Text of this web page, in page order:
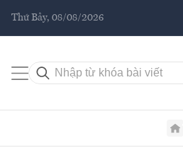
Thứ Bảy, 08/08/2026